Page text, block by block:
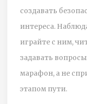
создавать
интереса.
играйте с ним,
задавать
марафон, а не
этапом пути.